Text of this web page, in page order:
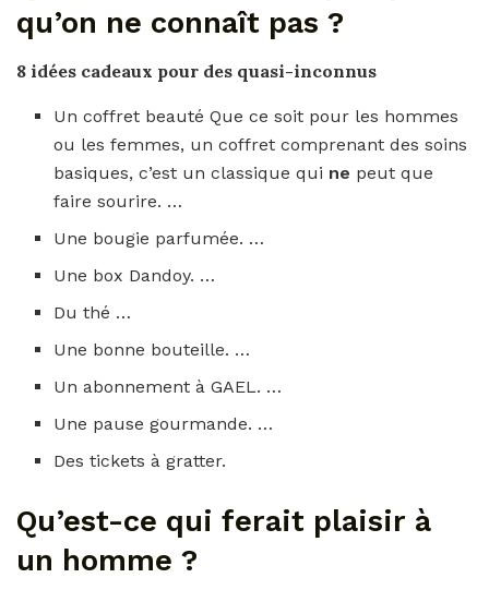
qu’on ne connaît pas ?
8 idées cadeaux pour des quasi-inconnus
Un coffret beauté Que ce soit pour les hommes
ou les femmes, un coffret comprenant des soins
basiques, c’est un classique qui ne peut que
faire sourire. …
Une bougie parfumée. …
Une box Dandoy. …
Du thé …
Une bonne bouteille. …
Un abonnement à GAEL. …
Une pause gourmande. …
Des tickets à gratter.
Qu’est-ce qui ferait plaisir à
un homme ?